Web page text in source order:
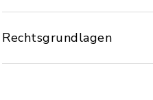
Rechtsgrundlagen